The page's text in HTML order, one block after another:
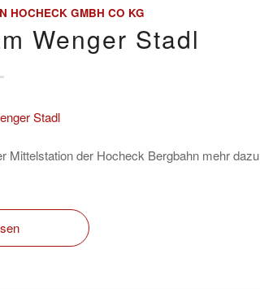
HOCHECK GMBH CO KG
Wenger Stadl
Mittelstation der Hocheck Bergbahn mehr dazu